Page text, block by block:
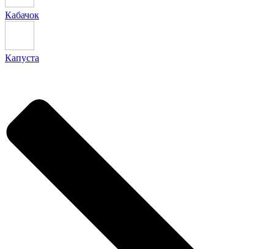
Кабачок
Капуста